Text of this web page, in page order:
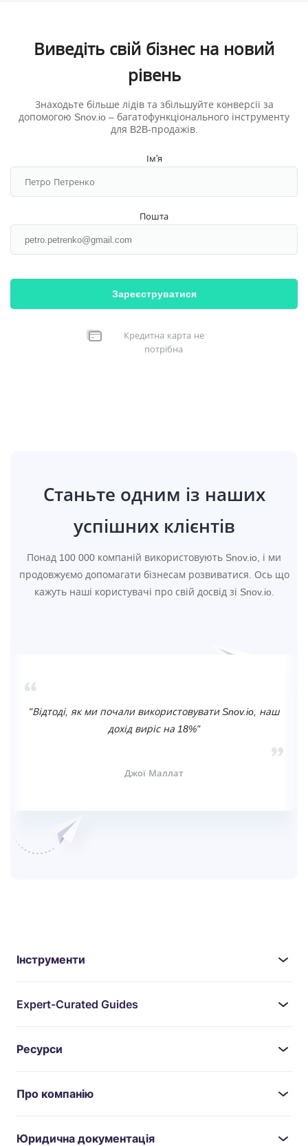
Виведіть свій бізнес на новий
рівень
Знаходьте більше лідів та збільшуйте конверсії за
допомогою Snov.io ‒ багатофункціонального інструменту
для B2B-продажів.
Ім'я
Пошта
Зареєструватися
Кредитна карта не
потрібна
Станьте одним із наших
успішних клієнтів
Понад 100 000 компаній використовують Snov.io, і ми
продовжуємо допомагати бізнесам розвиватися. Ось що
кажуть наші користувачі про свій досвід зі Snov.io.
"Відтоді, як ми почали використовувати Snov.io, наш
дохід виріс на 18%"
Джої Маллат
Інструменти
Expert-Curated Guides
Ресурси
Про компанію
Юридична документація